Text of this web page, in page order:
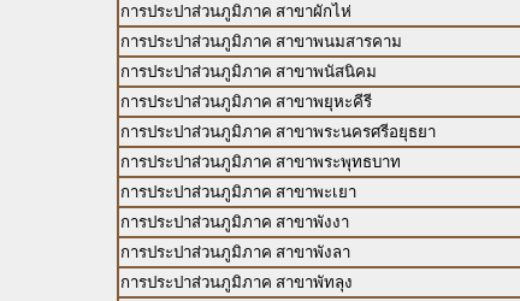
การประปาส่วนภูมิภาค สาขาผักไห่
การประปาส่วนภูมิภาค สาขาพนมสารคาม
การประปาส่วนภูมิภาค สาขาพนัสนิคม
การประปาส่วนภูมิภาค สาขาพยุหะคีรี
การประปาส่วนภูมิภาค สาขาพระนครศรีอยุธยา
การประปาส่วนภูมิภาค สาขาพระพุทธบาท
การประปาส่วนภูมิภาค สาขาพะเยา
การประปาส่วนภูมิภาค สาขาพังงา
การประปาส่วนภูมิภาค สาขาพังลา
การประปาส่วนภูมิภาค สาขาพัทลุง